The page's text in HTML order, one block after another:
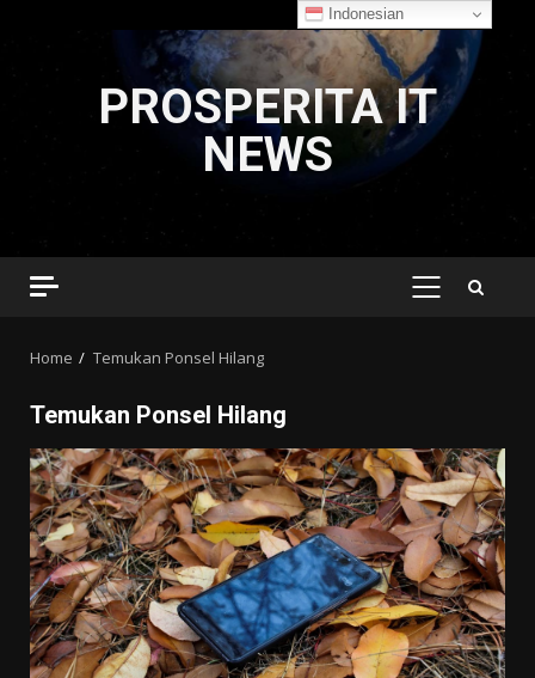
PROSPERITA IT
NEWS
PRIMARY
Home Temukan Ponsel Hilang
Temukan Ponsel Hilang
Indonesian